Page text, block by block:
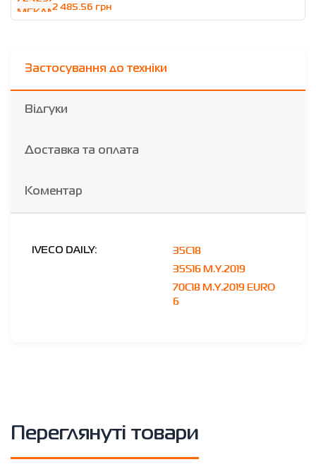
2 485.56 грн
Застосування до техніки
Відгуки
Доставка та оплата
Коментар
IVECO DAILY:
35C18
35S16 M.Y.2019
70C18 M.Y.2019 EURO
6
Переглянуті товари